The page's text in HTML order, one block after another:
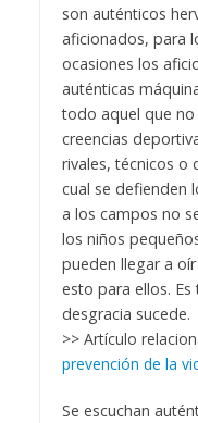
son auténticos
aficionados, para
ocasiones los
auténticas
todo aquel que no
creencias
rivales, técnicos o
cual se defienden
a los campos no
los niños
pueden llegar a
esto para ellos.
desgracia sucede.
>> Artículo
prevención de la
Se escuchan